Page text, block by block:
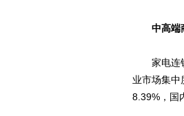
中高端
家电连锁
业市场集
8.39%，国